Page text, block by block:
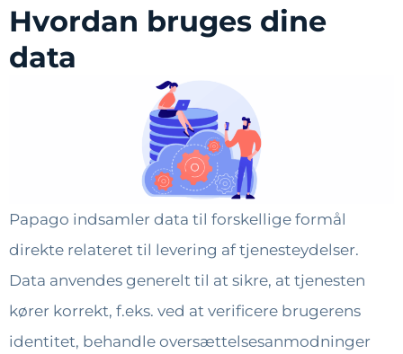
Hvordan bruges dine
data
Papago indsamler data til forskellige formål
direkte relateret til levering af tjenesteydelser.
Data anvendes generelt til at sikre, at tjenesten
kører korrekt, f.eks. ved at verificere brugerens
identitet, behandle oversættelsesanmodninger